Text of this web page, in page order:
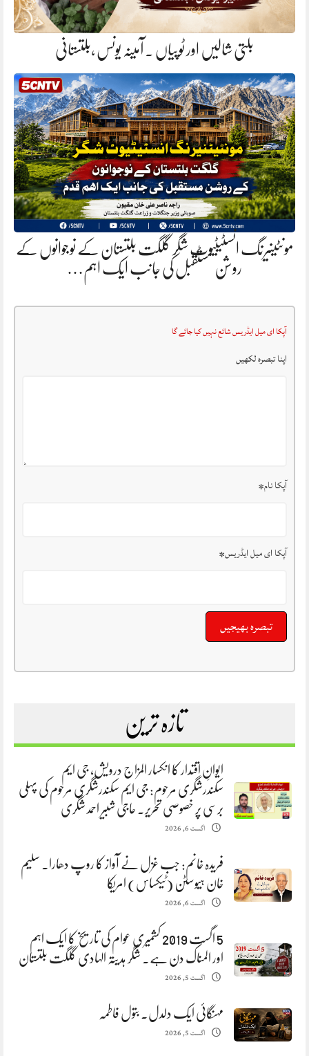
بلتی شالیں اور ٹوپیاں . آمینہ یونس ،بلتستانی
مونٹینیرنگ انسٹیٹیوٹ شگر گلگت بلتستان کے نوجوانوں کے
روشن مستقبل کی جانب ایک اہم…
آپکا ای میل ایڈریس شائع نہیں کیا جائے گا
اپنا تبصرہ لکھیں
آپکا نام*
آپکا ای میل ایڈریس*
تازہ ترین
ایوانِ اقتدار کا انکسار المزاج درویش، جی ایم
سکندرشگری مرحوم: جی ایم سکندرشگری مرحوم کی پہلی
برسی پر خصوصی تحریر. حاجی شبیر احمد شگری
اگست 6, 2026
فریدہ خانم: جب غزل نے آواز کا روپ دھارا. سلیم
خان ہیوسٹن (ٹیکساس) امریکا
اگست 6, 2026
5 اگست 2019 کشمیری عوام کی تاریخ کا ایک اہم
اور المناک دن ہے. شگر ہدیتہ الہادی گلگت بلتستان
اگست 5, 2026
مہنگائی ایک دلدل. بتول فاطمہ
اگست 5, 2026